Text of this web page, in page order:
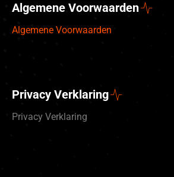
Algemene Voorwaarden
Algemene Voorwaarden
Privacy Verklaring
Privacy Verklaring